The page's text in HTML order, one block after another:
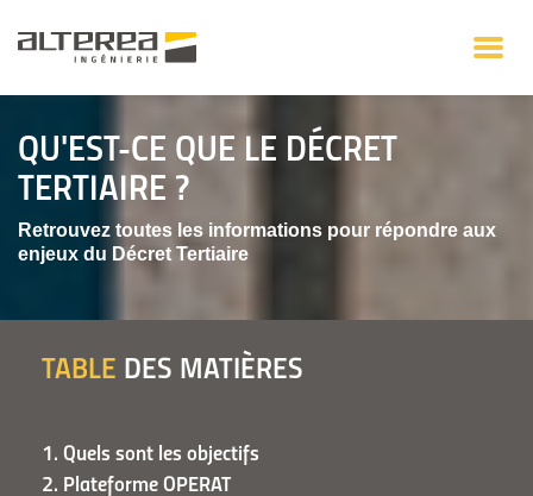
QU'EST-CE QUE LE DÉCRET
TERTIAIRE ?
Retrouvez toutes les informations pour répondre aux
enjeux du Décret Tertiaire
TABLE DES MATIÈRES
1. Quels sont les objectifs
2. Plateforme OPERAT